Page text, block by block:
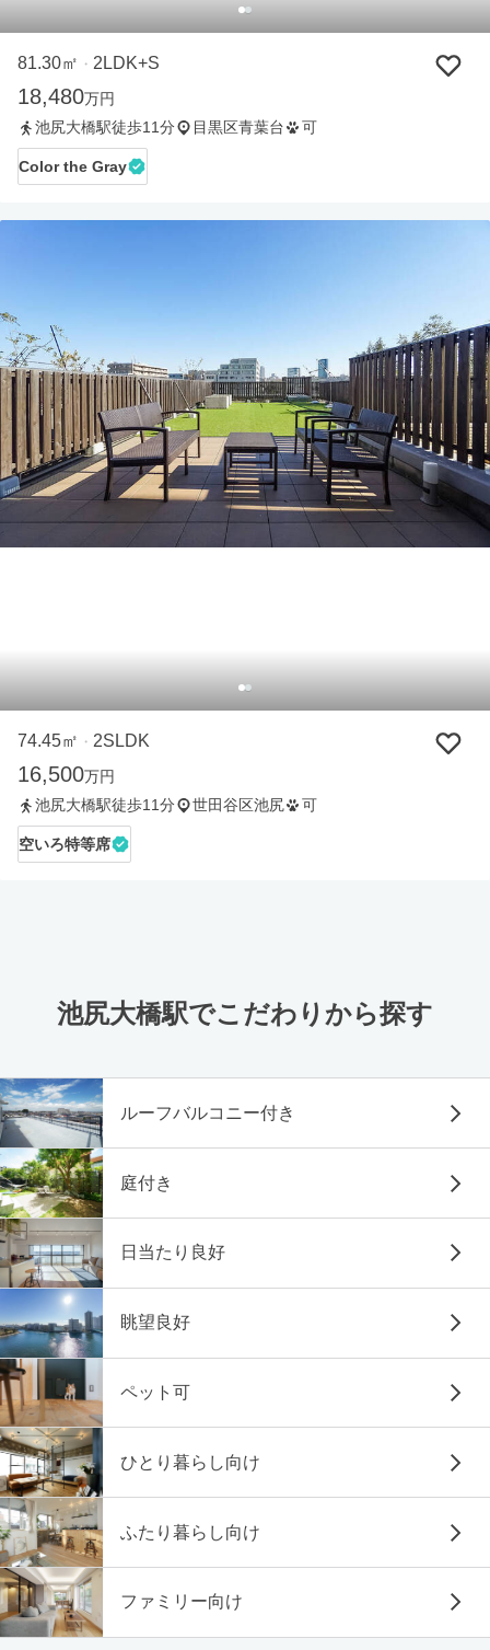
81.30㎡ ・ 2LDK+S
18,480万円
池尻大橋駅徒歩11分
目黒区青葉台 可
Color the Gray
74.45㎡ ・ 2SLDK
16,500万円
池尻大橋駅徒歩11分
世田谷区池尻 可
空いろ特等席
池尻大橋駅でこだわりから探す
ルーフバルコニー付き
庭付き
日当たり良好
眺望良好
ペット可
ひとり暮らし向け
ふたり暮らし向け
ファミリー向け